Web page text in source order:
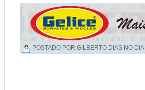
POSTADO POR GILBERTO DIAS NO DIA